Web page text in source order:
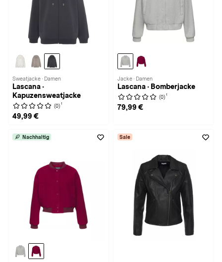
Sweatjacke · Damen
Lascana ·
Kapuzensweatjacke
(0) 1
49,99 €
Jacke · Damen
Lascana · Bomberjacke
(0) 1
79,99 €
Nachhaltig Sale